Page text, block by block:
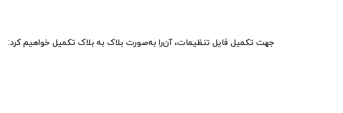
جهت تکمیل فایل تنظیمات، آن‌را به‌صورت بلاک به بلاک تکمیل خواهیم کرد: